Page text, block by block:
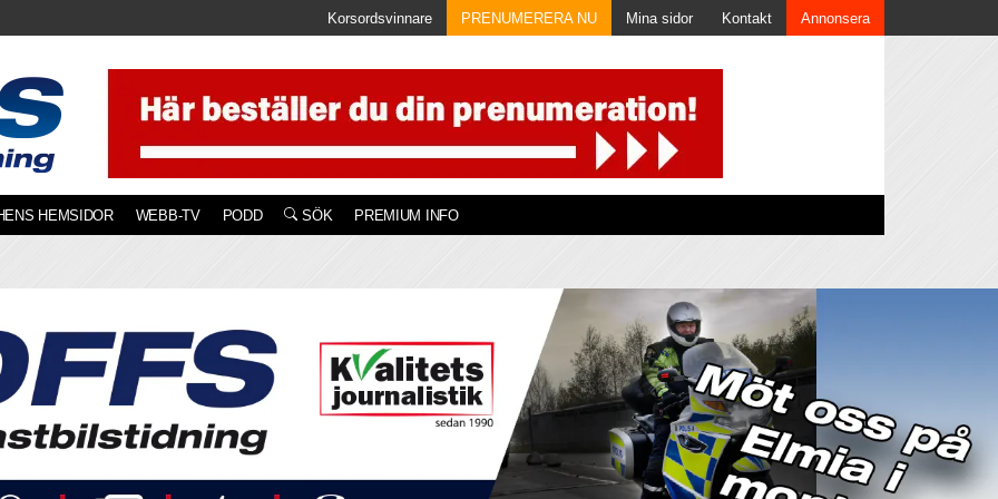
Korsordsvinnare PRENUMERERA NU Mina sidor Kontakt Annonsera
HEMSIDOR WEBB-TV PODD SÖK PREMIUM INFO